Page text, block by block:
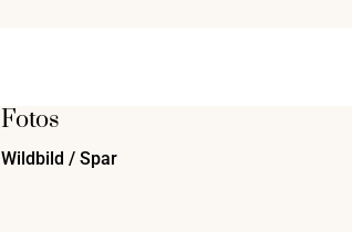
Fotos
Wildbild / Spar